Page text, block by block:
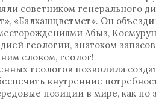
советником генерального
«Балхашцветмет». Он
Абыз,
геологии, знатоком
словом, геолог!
геологов позволила
внутренние
позиции в мире, как по